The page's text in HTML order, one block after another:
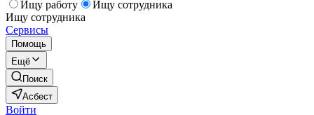
Ищу работу
Ищу сотрудника
Ищу сотрудника
Сервисы
Помощь
Ещё
Поиск
Асбест
Войти